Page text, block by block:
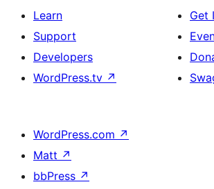
Learn
Support
Developers
WordPress.tv ↗
Get
WordPress.com ↗
Matt ↗
bbPress ↗